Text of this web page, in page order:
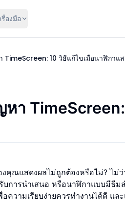
รื่องมือ
TimeScreen: 10 วิธีแก้ไขเมื่อนาฬิกาแ
า
คุณแสดงผลไม่ถูกต้องหรือไม่? ไม่
บการนำเสนอ หรือนาฬิกาแบบมีธี
อความเรียบง่ายควรทำงานได้ดี แ